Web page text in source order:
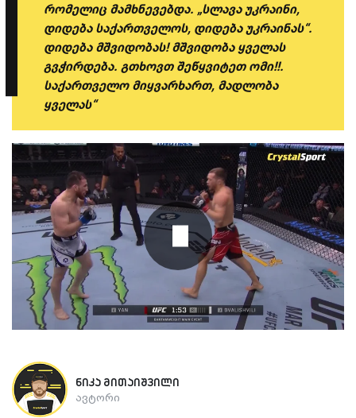
რომელიც მამხნევებდა. „სლავა უკრაინი,
დიდება საქართველოს, დიდება უკრაინას“.
დიდება მშვიდობას! მშვიდობა ყველას
გვჭირდება. გთხოვთ შეწყვიტეთ ომი!!.
საქართველო მიყვარხართ, მადლობა
ყველას“
ნიკა მითაიშვილი
ავტორი